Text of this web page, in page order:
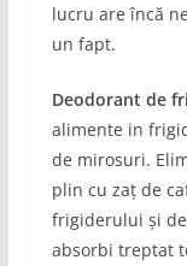
lucru are încă
un fapt.
Deodorant de
alimente in
de mirosuri.
plin cu zaț de
frigiderului și
absorbi treptat